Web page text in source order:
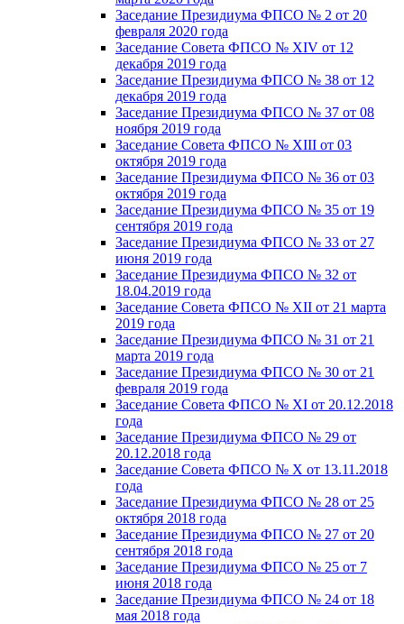
Заседание Президиума ФПСО № 2 от 20
февраля 2020 года
Заседание Совета ФПСО № XIV от 12
декабря 2019 года
Заседание Президиума ФПСО № 38 от 12
декабря 2019 года
Заседание Президиума ФПСО № 37 от 08
ноября 2019 года
Заседание Совета ФПСО № XIII от 03
октября 2019 года
Заседание Президиума ФПСО № 36 от 03
октября 2019 года
Заседание Президиума ФПСО № 35 от 19
сентября 2019 года
Заседание Президиума ФПСО № 33 от 27
июня 2019 года
Заседание Президиума ФПСО № 32 от
18.04.2019 года
Заседание Совета ФПСО № XII от 21 марта
2019 года
Заседание Президиума ФПСО № 31 от 21
марта 2019 года
Заседание Президиума ФПСО № 30 от 21
февраля 2019 года
Заседание Совета ФПСО № XI от 20.12.2018
года
Заседание Президиума ФПСО № 29 от
20.12.2018 года
Заседание Совета ФПСО № X от 13.11.2018
года
Заседание Президиума ФПСО № 28 от 25
октября 2018 года
Заседание Президиума ФПСО № 27 от 20
сентября 2018 года
Заседание Президиума ФПСО № 25 от 7
июня 2018 года
Заседание Президиума ФПСО № 24 от 18
мая 2018 года